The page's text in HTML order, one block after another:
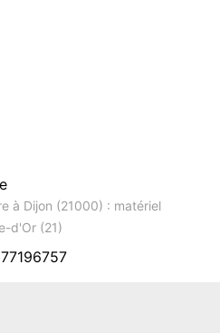
à Dijon (21000) : matériel
d'Or (21)